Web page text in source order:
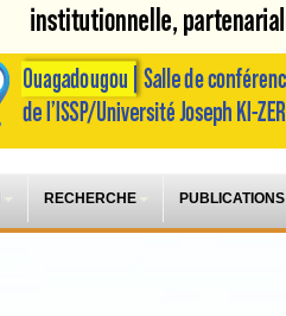
RECHERCHE PUBLICATIONS